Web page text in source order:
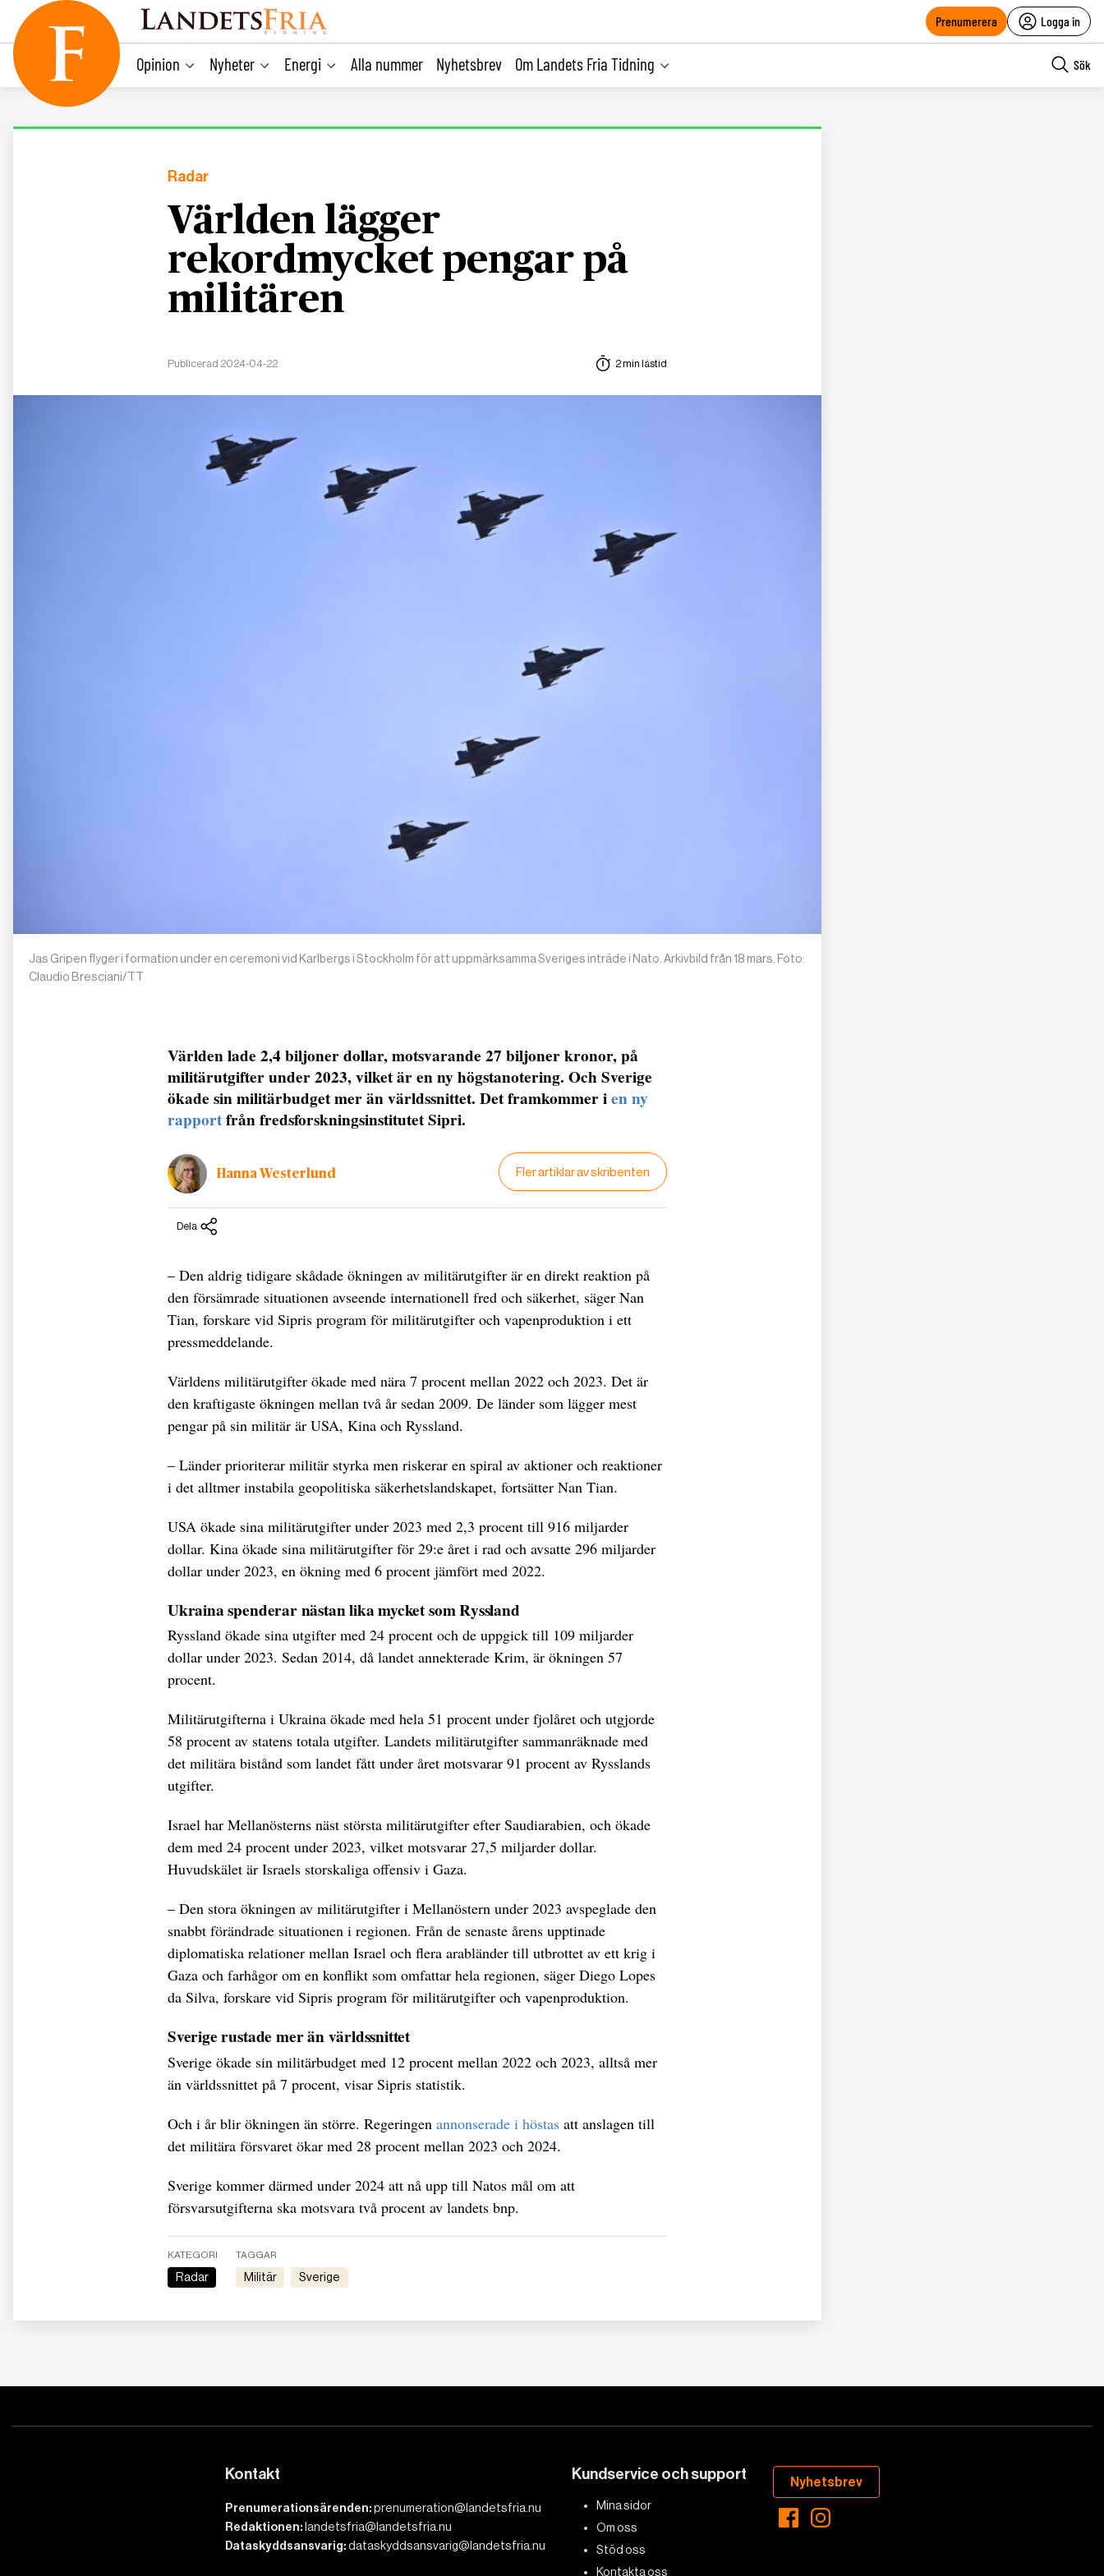
content
Prenumerera Logga in
Opinion Nyheter Energi Alla nummer Nyhetsbrev Om Landets Fria Tidning Sök
Radar
Världen lägger
rekordmycket pengar på
militären
Publicerad 2024-04-22 2 min lästid
Jas Gripen flyger i formation under en ceremoni vid Karlbergs i Stockholm för att uppmärksamma Sveriges inträde i Nato. Arkivbild från 18 mars. Foto:
Claudio Bresciani/TT
Världen lade 2,4 biljoner dollar, motsvarande 27 biljoner kronor, på
militärutgifter under 2023, vilket är en ny högstanotering. Och Sverige
ökade sin militärbudget mer än världssnittet. Det framkommer ien ny
rapportfrån fredsforskningsinstitutet Sipri.
Hanna Westerlund Fler artiklar av skribenten
Dela
– Den aldrig tidigare skådade ökningen av militärutgifter är en direkt reaktion på
den försämrade situationen avseende internationell fred och säkerhet, säger Nan
Tian, forskare vid Sipris program för militärutgifter och vapenproduktion i ett
pressmeddelande.
Världens militärutgifter ökade med nära 7 procent mellan 2022 och 2023. Det är
den kraftigaste ökningen mellan två år sedan 2009. De länder som lägger mest
pengar på sin militär är USA, Kina och Ryssland.
– Länder prioriterar militär styrka men riskerar en spiral av aktioner och reaktioner
i det alltmer instabila geopolitiska säkerhetslandskapet, fortsätter Nan Tian.
USA ökade sina militärutgifter under 2023 med 2,3 procent till 916 miljarder
dollar. Kina ökade sina militärutgifter för 29:e året i rad och avsatte 296 miljarder
dollar under 2023, en ökning med 6 procent jämfört med 2022.
Ukraina spenderar nästan lika mycket som Ryssland
Ryssland ökade sina utgifter med 24 procent och de uppgick till 109 miljarder
dollar under 2023. Sedan 2014, då landet annekterade Krim, är ökningen 57
procent.
Militärutgifterna i Ukraina ökade med hela 51 procent under fjolåret och utgjorde
58 procent av statens totala utgifter. Landets militärutgifter sammanräknade med
det militära bistånd som landet fått under året motsvarar 91 procent av Rysslands
utgifter.
Israel har Mellanösterns näst största militärutgifter efter Saudiarabien, och ökade
dem med 24 procent under 2023, vilket motsvarar 27,5 miljarder dollar.
Huvudskälet är Israels storskaliga offensiv i Gaza.
– Den stora ökningen av militärutgifter i Mellanöstern under 2023 avspeglade den
snabbt förändrade situationen i regionen. Från de senaste årens upptinade
diplomatiska relationer mellan Israel och flera arabländer till utbrottet av ett krig i
Gaza och farhågor om en konflikt som omfattar hela regionen, säger Diego Lopes
da Silva, forskare vid Sipris program för militärutgifter och vapenproduktion.
Sverige rustade mer än världssnittet
Sverige ökade sin militärbudget med 12 procent mellan 2022 och 2023, alltså mer
än världssnittet på 7 procent, visar Sipris statistik.
Och i år blir ökningen än större. Regeringen annonserade i höstas att anslagen till
det militära försvaret ökar med 28 procent mellan 2023 och 2024.
Sverige kommer därmed under 2024 att nå upp till Natos mål om att
försvarsutgifterna ska motsvara två procent av landets bnp.
KATEGORI
Radar
TAGGAR
Militär Sverige
Kontakt
Prenumerationsärenden:prenumeration@landetsfria.nu
Redaktionen: landetsfria@landetsfria.nu
Dataskyddsansvarig:dataskyddsansvarig@landetsfria.nu
Kundservice och support
Mina sidor
Om oss
Stöd oss
Kontakta oss
Nyhetsbrev